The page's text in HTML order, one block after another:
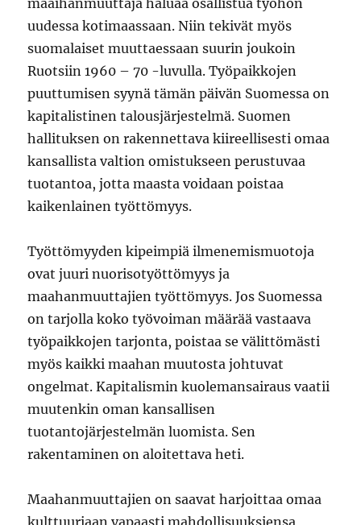
maaihanmuuttaja haluaa osallistua työhön
uudessa kotimaassaan. Niin tekivät myös
suomalaiset muuttaessaan suurin joukoin
Ruotsiin 1960 – 70 -luvulla. Työpaikkojen
puuttumisen syynä tämän päivän Suomessa on
kapitalistinen talousjärjestelmä. Suomen
hallituksen on rakennettava kiireellisesti omaa
kansallista valtion omistukseen perustuvaa
tuotantoa, jotta maasta voidaan poistaa
kaikenlainen työttömyys.
Työttömyyden kipeimpiä ilmenemismuotoja
ovat juuri nuorisotyöttömyys ja
maahanmuuttajien työttömyys. Jos Suomessa
on tarjolla koko työvoiman määrää vastaava
työpaikkojen tarjonta, poistaa se välittömästi
myös kaikki maahan muutosta johtuvat
ongelmat. Kapitalismin kuolemansairaus vaatii
muutenkin oman kansallisen
tuotantojärjestelmän luomista. Sen
rakentaminen on aloitettava heti.
Maahanmuuttajien on saavat harjoittaa omaa